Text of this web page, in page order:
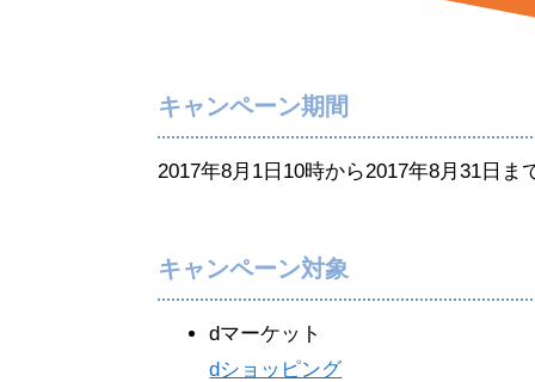
キャンペーン期間
2017年8月1日10時から2017年8月31日ま
キャンペーン対象
dマーケット
dショッピング